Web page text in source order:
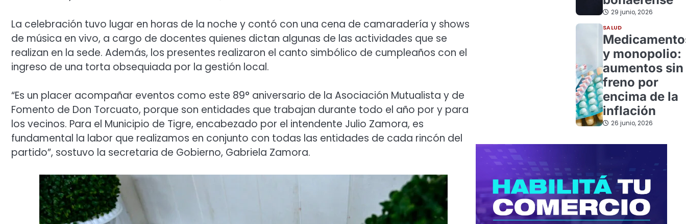
La celebración tuvo lugar en horas de la noche y contó con una cena de camaradería y shows
de música en vivo, a cargo de docentes quienes dictan algunas de las actividades que se
realizan en la sede. Además, los presentes realizaron el canto simbólico de cumpleaños con el
ingreso de una torta obsequiada por la gestión local.
“Es un placer acompañar eventos como este 89° aniversario de la Asociación Mutualista y de
Fomento de Don Torcuato, porque son entidades que trabajan durante todo el año por y para
los vecinos. Para el Municipio de Tigre, encabezado por el intendente Julio Zamora, es
fundamental la labor que realizamos en conjunto con todas las entidades de cada rincón del
partido”, sostuvo la secretaria de Gobierno, Gabriela Zamora.
29 junio, 2026
SALUD
y monopolio:
aumentos sin
freno por
encima de la
inflación
26 junio, 2026